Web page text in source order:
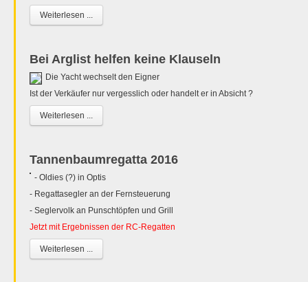
Weiterlesen ...
Bei Arglist helfen keine Klauseln
Die Yacht wechselt den Eigner
Ist der Verkäufer nur vergesslich oder handelt er in Absicht ?
Weiterlesen ...
Tannenbaumregatta 2016
- Oldies (?) in Optis
- Regattasegler an der Fernsteuerung
- Seglervolk an Punschtöpfen und Grill
Jetzt mit Ergebnissen der RC-Regatten
Weiterlesen ...